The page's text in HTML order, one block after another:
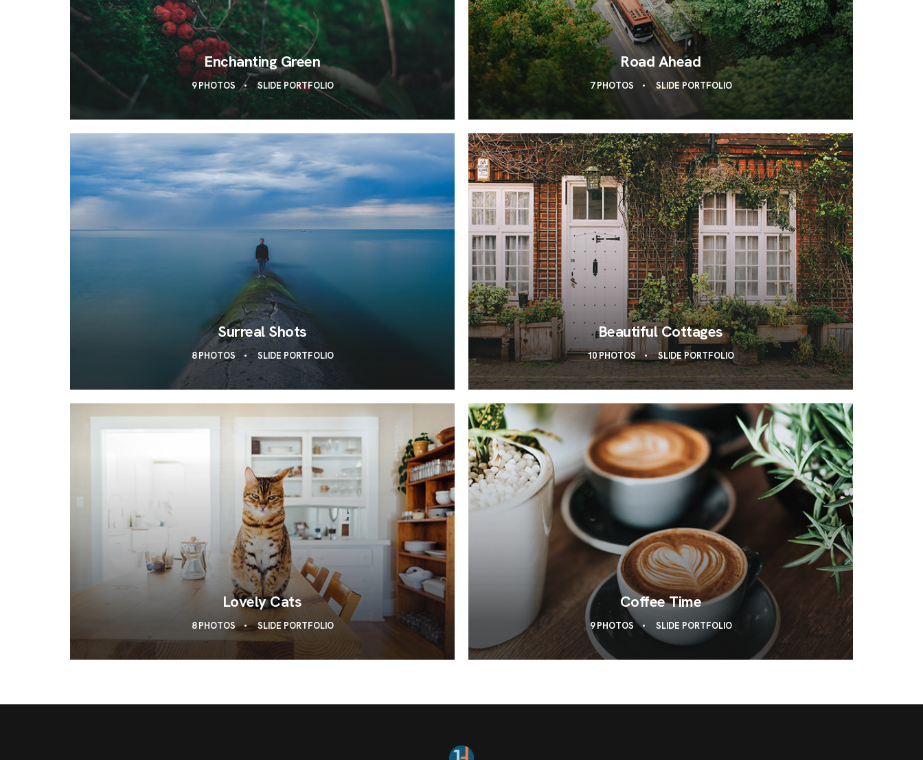
Enchanting Green
9 PHOTOS SLIDE PORTFOLIO
Road Ahead
7 PHOTOS SLIDE PORTFOLIO
Surreal Shots
8 PHOTOS SLIDE PORTFOLIO
Beautiful Cottages
10 PHOTOS SLIDE PORTFOLIO
Lovely Cats
8 PHOTOS SLIDE PORTFOLIO
Coffee Time
9 PHOTOS SLIDE PORTFOLIO